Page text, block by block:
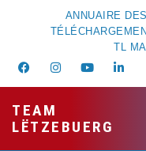
ANNUAIRE
TL
TEAM
LËTZEBUERG